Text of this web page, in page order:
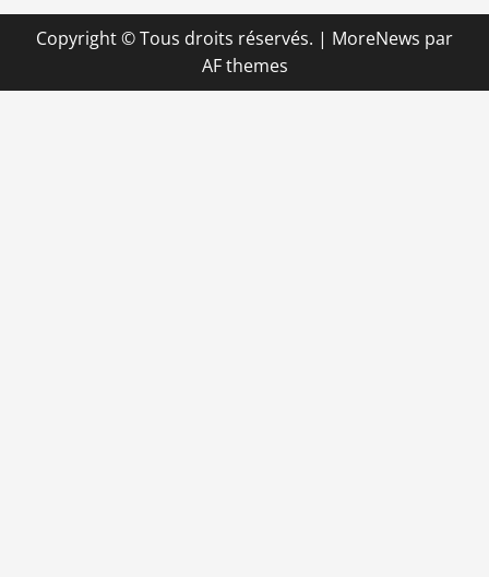
Copyright © Tous droits réservés. | MoreNews par
AF themes